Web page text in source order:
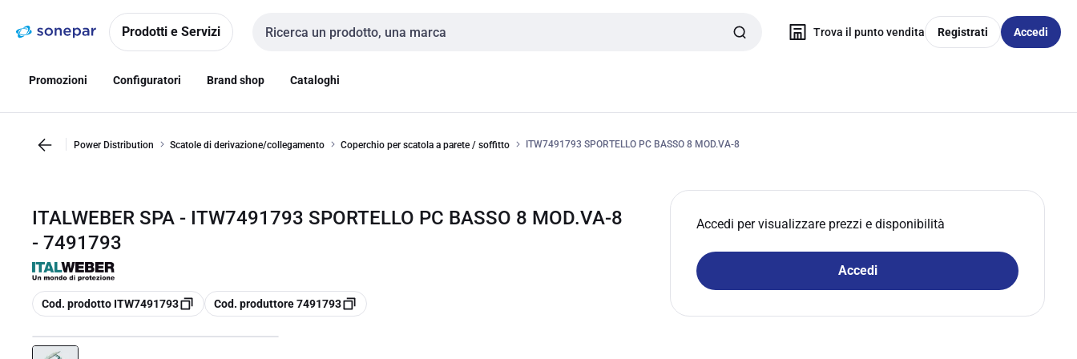
navigazionealla
Prodotti e Servizi
Cerca input
Trova il punto vendita Registrati Accedi
Promozioni Configuratori Brand shop Cataloghi
Power Distribution Scatole di derivazione/collegamento Coperchio per scatola a parete / soffitto ITW7491793 SPORTELLO PC BASSO 8 MOD.VA-8
ITALWEBER SPA - ITW7491793 SPORTELLO PC BASSO 8 MOD.VA-8
- 7491793
copia
Cod. prodotto ITW7491793 copia
Cod. produttore 7491793
Accedi per visualizzare prezzi e disponibilità
Accedi